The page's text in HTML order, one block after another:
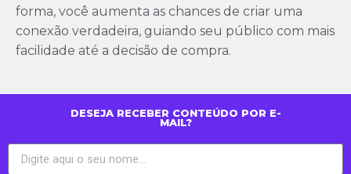
forma, você aumenta as chances de criar uma
conexão verdadeira, guiando seu público com mais
facilidade até a decisão de compra.
DESEJA RECEBER CONTEÚDO POR E-
MAIL?